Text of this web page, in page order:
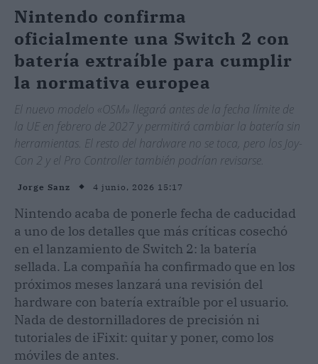
Nintendo confirma
oficialmente una Switch 2 con
batería extraíble para cumplir
la normativa europea
El nuevo modelo «OSM» llegará antes de la fecha límite de
la UE en febrero de 2027 y permitirá cambiar la batería sin
herramientas. El resto del hardware no se toca, pero los Joy-
Con 2 y el Pro Controller también podrían revisarse.
Jorge Sanz 4 junio, 2026 15:17
Nintendo acaba de ponerle fecha de caducidad
a uno de los detalles que más críticas cosechó
en el lanzamiento de Switch 2: la batería
sellada. La compañía ha confirmado que en los
próximos meses lanzará una revisión del
hardware con batería extraíble por el usuario.
Nada de destornilladores de precisión ni
tutoriales de iFixit: quitar y poner, como los
móviles de antes.